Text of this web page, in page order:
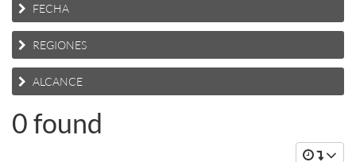
FECHA
REGIONES
ALCANCE
0 found